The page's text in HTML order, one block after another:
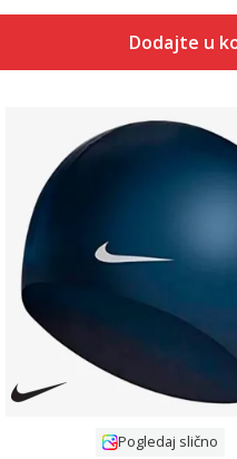
Dodajte u
Uporedi
Pogledaj slično